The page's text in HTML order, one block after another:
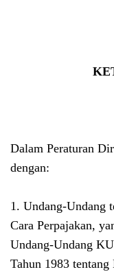
Dalam Peraturan
dengan:
1. Undang-Undang
Cara Perpajakan,
Undang-Undang
Tahun 1983